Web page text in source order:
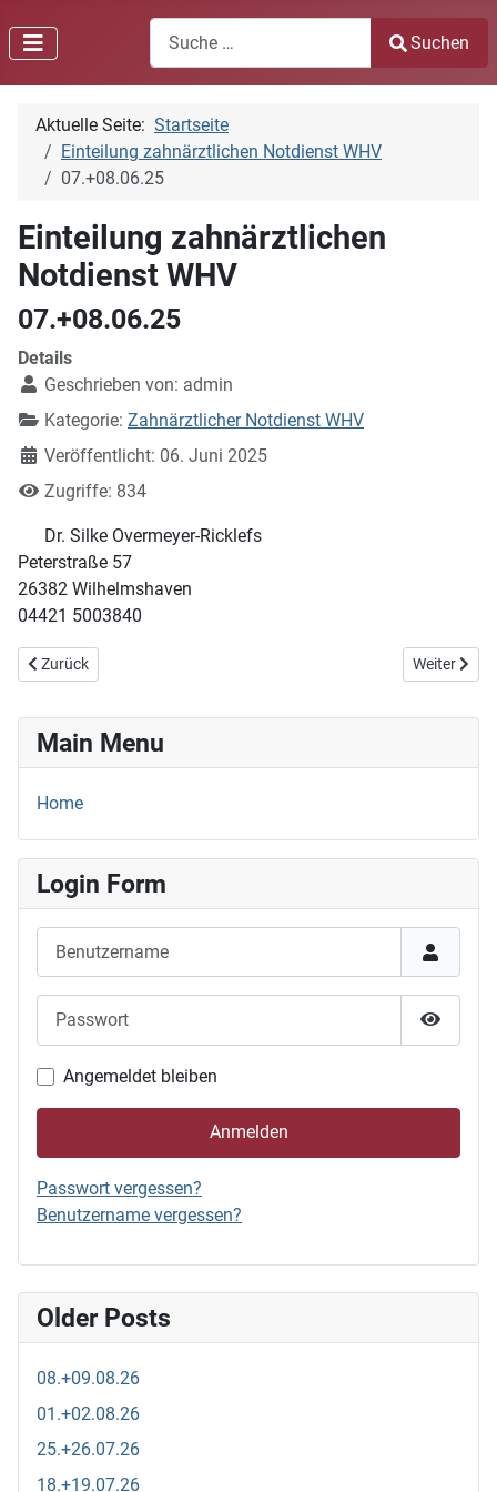
Search
Suchen
Aktuelle Seite: Startseite
Einteilung zahnärztlichen Notdienst WHV
07.+08.06.25
Einteilung zahnärztlichen
Notdienst WHV
07.+08.06.25
Details
Geschrieben von: admin
Kategorie: Zahnärztlicher Notdienst WHV
Veröffentlicht: 06. Juni 2025
Zugriffe: 834
Dr. Silke Overmeyer-Ricklefs
Peterstraße 57
26382 Wilhelmshaven
04421 5003840
Vorheriger Beitrag: 09.06.25
Zurück Nächster
Weiter
Main Menu
Home
Login Form
Angemeldet bleiben
Anmelden
Passwort vergessen?
Benutzername vergessen?
Older Posts
08.+09.08.26
01.+02.08.26
25.+26.07.26
18.+19.07.26